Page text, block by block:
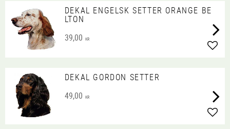
DEKAL ENGELSK SETTER ORANGE BE
LTON
39,00 KR
DEKAL GORDON SETTER
49,00 KR